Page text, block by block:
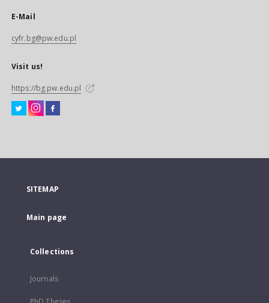
E-Mail
cyfr.bg@pw.edu.pl
Visit us!
https://bg.pw.edu.pl
SITEMAP
Main page
Collections
Journals